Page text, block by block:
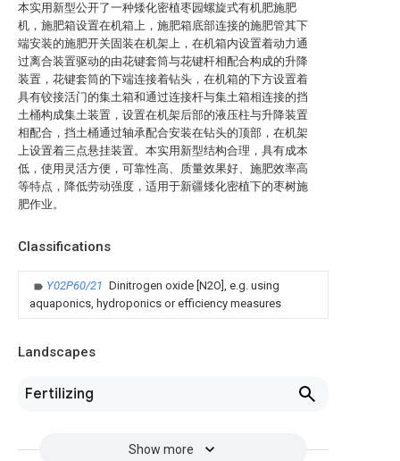
本实用新型公开了一种矮化密植枣园螺旋式有机肥施肥
机，施肥箱设置在机箱上，施肥箱底部连接的施肥管其下
端安装的施肥开关固装在机架上，在机箱内设置着动力通
过离合装置驱动的由花键套筒与花键杆相配合构成的升降
装置，花键套筒的下端连接着钻头，在机箱的下方设置着
具有铰接活门的集土箱和通过连接杆与集土箱相连接的挡
土桶构成集土装置，设置在机架后部的液压柱与升降装置
相配合，挡土桶通过轴承配合安装在钻头的顶部，在机架
上设置着三点悬挂装置。本实用新型结构合理，具有成本
低，使用灵活方便，可靠性高、质量效果好、施肥效率高
等特点，降低劳动强度，适用于新疆矮化密植下的枣树施
肥作业。
Classifications
Y02P60/21 Dinitrogen oxide [N2O], e.g. using
aquaponics, hydroponics or efficiency measures
Landscapes
Fertilizing
Show more